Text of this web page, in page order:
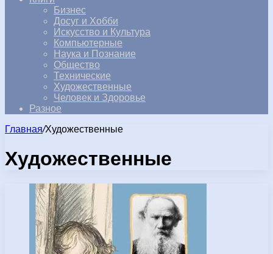
Бизнес
Досуг и Хобби
Искусство и Культура
Компьютерные
Наука и Познание
Общество
Технические
Художественные
Человек и Здоровье
Разное
Главная/Художественные
Художественные